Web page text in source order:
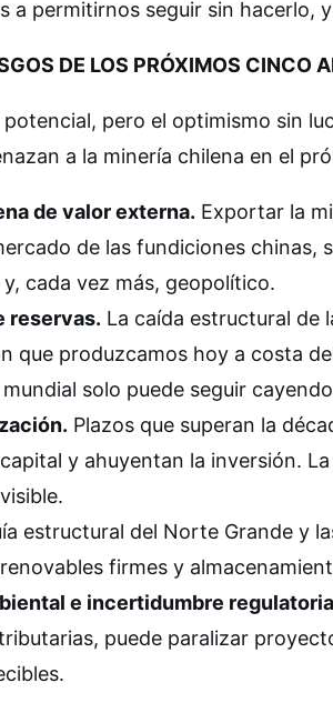
a permitirnos seguir sin hacerlo,
DE LOS PRÓXIMOS CINCO
pero el optimismo sin
a la minería chilena en el
de valor externa. Exportar la
de las fundiciones
cada vez más, geopolítico.
reservas. La caída estructural de
que produzcamos hoy a costa
solo puede seguir
Plazos que superan la
y ahuyentan la inversión.
estructural del Norte Grande y
firmes y
e incertidumbre
puede paralizar